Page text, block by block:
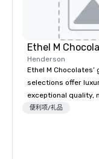
Ethel M
Henderson
Ethel M Chocolates’
selections offer
exceptional quality,
ideal choice for
便利项/礼品